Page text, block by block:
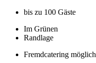
bis zu 100 Gäste
Im Grünen
Randlage
Fremdcatering möglich